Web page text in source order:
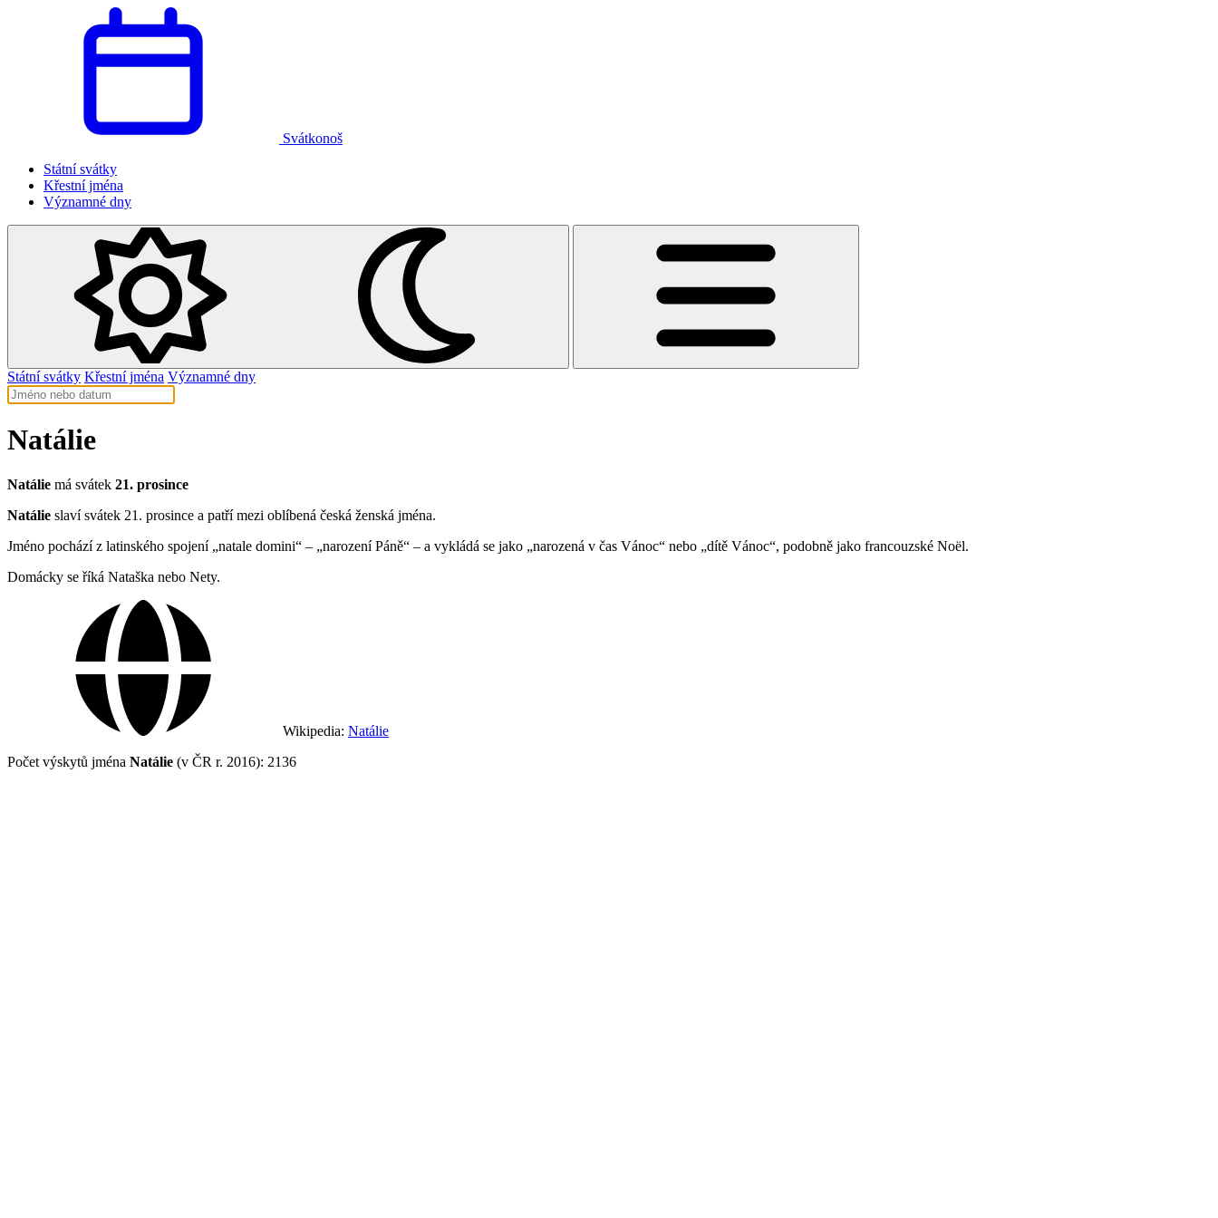
Svátkonoš
Státní svátky
Křestní jména
Významné dny
Státní svátky Křestní jména Významné dny
Natálie
Natálie má svátek 21. prosince
Natálie slaví svátek 21. prosince a patří mezi oblíbená česká ženská jména.
Jméno pochází z latinského spojení „natale domini“ – „narození Páně“ – a vykládá se jako „narozená v čas Vánoc“ nebo „dítě Vánoc“, podobně jako francouzské Noël.
Domácky se říká Nataška nebo Nety.
Wikipedia: Natálie
Počet výskytů jména Natálie (v ČR r. 2016): 2136